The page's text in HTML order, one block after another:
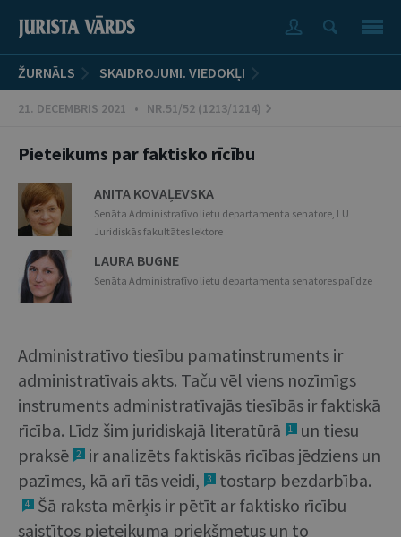
ŽURNĀLS SKAIDROJUMI. VIEDOKĻI
21. DECEMBRIS 2021 • NR.51/52 (1213/1214)
Pieteikums par faktisko rīcību
ANITA KOVAĻEVSKA
Senāta Administratīvo lietu departamenta senatore, LU
Juridiskās fakultātes lektore
LAURA BUGNE
Senāta Administratīvo lietu departamenta senatores palīdze
Administratīvo tiesību pamatinstruments ir
administratīvais akts. Taču vēl viens nozīmīgs
instruments administratīvajās tiesībās ir faktiskā
rīcība. Līdz šim juridiskajā literatūrā
1
un tiesu
praksē 2
ir analizēts faktiskās rīcības jēdziens un
pazīmes, kā arī tās veidi,
3 tostarp bezdarbība.
4
Šā raksta mērķis ir pētīt ar faktisko rīcību
saistītos pieteikuma priekšmetus un to